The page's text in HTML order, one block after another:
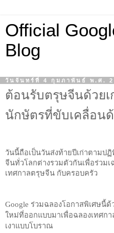
Official
Blog
วันจันทร์ที่ 4 กุมภาพันธ์ พ.ศ.
ต้อนรับตรุษจีนด้วยเ
นักษัตรที่ขับเคลื่อน
วันนี้ถือเป็นวันส่งท้ายปีเก่าตามป
จีนทั่วโลกต่างรวมตัวกันเพื่อร่วม
เทศกาลตรุษจีน กับครอบครัว
Google ร่วมฉลองโอกาสพิเศษนี้ด้
ใหม่ที่ออกแบบมาเพื่อฉลองเทศก
เงาแบบโบราณ